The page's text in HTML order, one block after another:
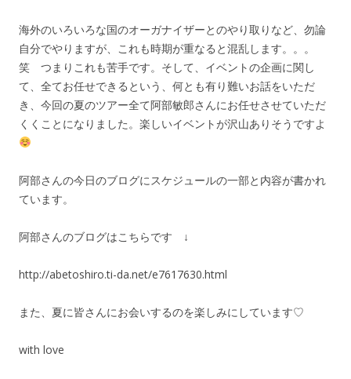
海外のいろいろな国のオーガナイザーとのやり取りなど、勿論
自分でやりますが、これも時期が重なると混乱します。。。
笑 つまりこれも苦手です。そして、イベントの企画に関し
て、全てお任せできるという、何とも有り難いお話をいただ
き、今回の夏のツアー全て阿部敏郎さんにお任せさせていただ
くくことになりました。楽しいイベントが沢山ありそうですよ
阿部さんの今日のブログにスケジュールの一部と内容が書かれ
ています。
阿部さんのブログはこちらです ↓
http://abetoshiro.ti-da.net/e7617630.html
また、夏に皆さんにお会いするのを楽しみにしています♡
with love